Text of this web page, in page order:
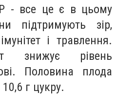
P - все це є в цьому
підтримують зір,
і травлення.
знижує рівень
Половина плода
г цукру.